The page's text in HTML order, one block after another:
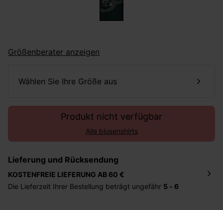
Größenberater anzeigen
Wählen Sie Ihre Größe aus
Produkt nicht verfügbar
Alle blusenshirts
Lieferung und Rücksendung
KOSTENFREIE LIEFERUNG AB 60 €
Die Lieferzeit Ihrer Bestellung beträgt ungefähr 5 - 6